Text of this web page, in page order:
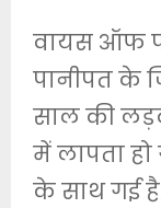
वायस ऑफ
पानीपत के
साल की
में लापता
के साथ गई